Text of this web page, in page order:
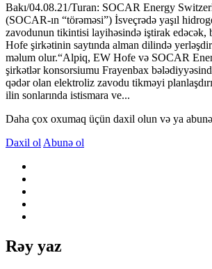
Bakı/04.08.21/Turan: SOCAR Energy
(SOCAR-ın “törəməsi”) İsveçrədə yaşıl
zavodunun tikintisi layihəsində iştirak edəcək,
Hofe şirkətinin saytında alman dilində
məlum olur.“Alpiq, EW Hofe və SOCAR
şirkətlər konsorsiumu Frayenbax
qədər olan elektroliz zavodu tikməyi
ilin sonlarında istismara ve...
Daha çox oxumaq üçün daxil olun və ya
Daxil ol Abunə ol
Rəy yaz